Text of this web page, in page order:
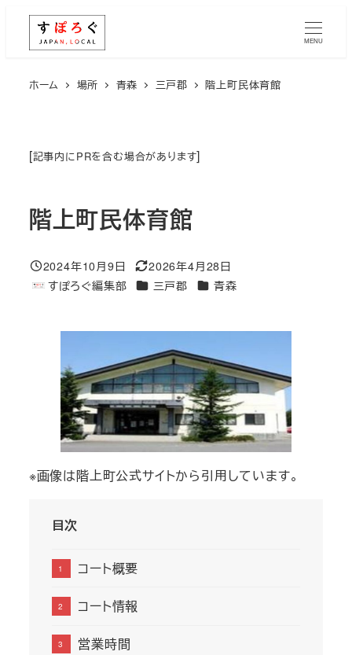
MENU
ホーム 場所 青森 三戸郡 階上町民体育館
[記事内にPRを含む場合があります]
階上町民体育館
投稿日
2024年10月9日
更新日
2026年4月28日
著
すぽろぐ編集部 エリア三戸郡 エリア青森
※画像は階上町公式サイトから引用しています。
目次
コート概要
コート情報
営業時間